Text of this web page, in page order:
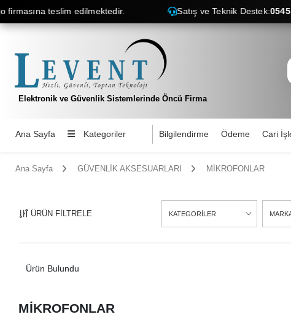
teslim edilmektedir. Satış ve Teknik Destek:0545
Elektronik ve Güvenlik Sistemlerinde Öncü Firma
Ana Sayfa Kategoriler Bilgilendirme Ödeme Cari
Ana Sayfa GÜVENLİK AKSESUARLARI MİKROFONLAR
ÜRÜN FİLTRELE KATEGORİLER
Ürün Bulundu
MİKROFONLAR